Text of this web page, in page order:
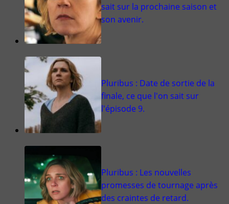
sait sur la prochaine saison et
son avenir.
Pluribus : Date de sortie de la
finale, ce que l'on sait sur
l'épisode 9.
Pluribus : Les nouvelles
promesses de tournage après
des craintes de retard.